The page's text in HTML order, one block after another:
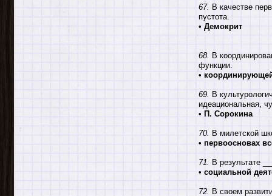
67. В качестве
пустота.
• Демокрит
68. В
функции.
•
69. В
идеациональная,
• П. Сорокина
70. В милетской
• первоосновах
71.
В результате
• социальной
72. В своем